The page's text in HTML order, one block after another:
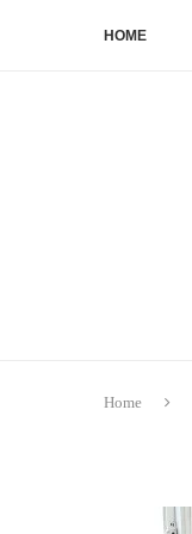
HOME
Home